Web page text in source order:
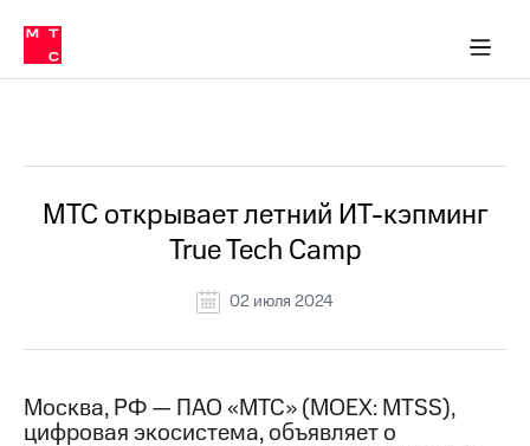
Медиа-центр
и акционерам
Устойчивое развитие
Комплаенс и деловая этика
компании
Карьера
История
компании
Руководство
Контакты
в МТС
Пресс-
релизы
о технологиях
МТС открывает летний ИТ-кэпминг
True Tech Сamp
02 июля 2024
Москва, РФ — ПАО «МТС» (MOEX: MTSS),
цифровая экосистема, объявляет о